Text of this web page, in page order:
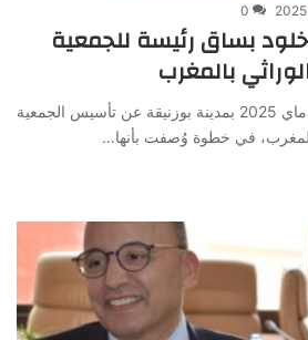
0
بساق رئيسة للجمعية
بالمغرب
أُعلن يوم امس الجمعة 30 ماي 2025 بمدينة بوزنيقة عن تأسيس الجمعية
في خطوة وُصفت بأنها…